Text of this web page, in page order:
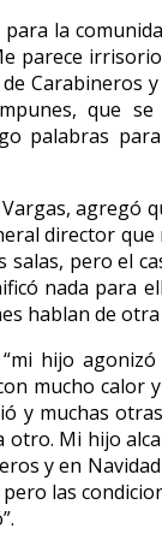
la
parece
Carabineros
que
palabras
agregó
director
pero el
nada para
hablan de otra
hijo
mucho calor
y muchas
otro. Mi hijo
y en
las